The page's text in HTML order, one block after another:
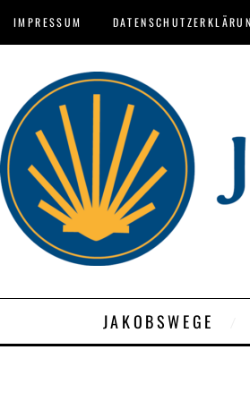
IMPRESSUM
JAKOBSWEGE